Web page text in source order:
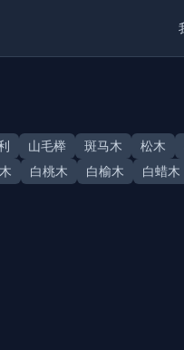
山毛榉 斑马木 松木
白桃木 白榆木 白蜡木